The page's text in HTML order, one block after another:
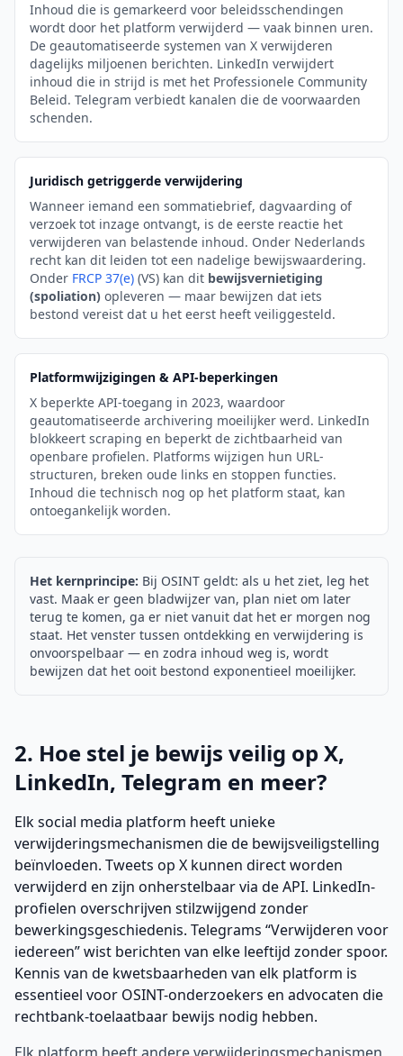
Inhoud die is gemarkeerd voor beleidsschendingen
wordt door het platform verwijderd — vaak binnen uren.
De geautomatiseerde systemen van X verwijderen
dagelijks miljoenen berichten. LinkedIn verwijdert
inhoud die in strijd is met het Professionele Community
Beleid. Telegram verbiedt kanalen die de voorwaarden
schenden.
Juridisch getriggerde verwijdering
Wanneer iemand een sommatiebrief, dagvaarding of
verzoek tot inzage ontvangt, is de eerste reactie het
verwijderen van belastende inhoud. Onder Nederlands
recht kan dit leiden tot een nadelige bewijswaardering.
Onder FRCP 37(e) (VS) kan dit bewijsvernietiging
(spoliation) opleveren — maar bewijzen dat iets
bestond vereist dat u het eerst heeft veiliggesteld.
Platformwijzigingen & API-beperkingen
X beperkte API-toegang in 2023, waardoor
geautomatiseerde archivering moeilijker werd. LinkedIn
blokkeert scraping en beperkt de zichtbaarheid van
openbare profielen. Platforms wijzigen hun URL-
structuren, breken oude links en stoppen functies.
Inhoud die technisch nog op het platform staat, kan
ontoegankelijk worden.
Het kernprincipe: Bij OSINT geldt: als u het ziet, leg het
vast. Maak er geen bladwijzer van, plan niet om later
terug te komen, ga er niet vanuit dat het er morgen nog
staat. Het venster tussen ontdekking en verwijdering is
onvoorspelbaar — en zodra inhoud weg is, wordt
bewijzen dat het ooit bestond exponentieel moeilijker.
2. Hoe stel je bewijs veilig op X,
LinkedIn, Telegram en meer?
Elk social media platform heeft unieke
verwijderingsmechanismen die de bewijsveiligstelling
beïnvloeden. Tweets op X kunnen direct worden
verwijderd en zijn onherstelbaar via de API. LinkedIn-
profielen overschrijven stilzwijgend zonder
bewerkingsgeschiedenis. Telegrams “Verwijderen voor
iedereen” wist berichten van elke leeftijd zonder spoor.
Kennis van de kwetsbaarheden van elk platform is
essentieel voor OSINT-onderzoekers en advocaten die
rechtbank-toelaatbaar bewijs nodig hebben.